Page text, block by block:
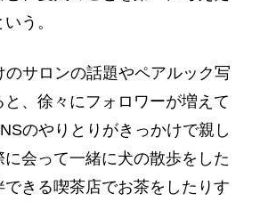
う。
サロンの話題やペアルック写
、徐々にフォロワーが増えて
のやりとりがきっかけで親し
に会って一緒に犬の散歩をした
できる喫茶店でお茶をしたりす